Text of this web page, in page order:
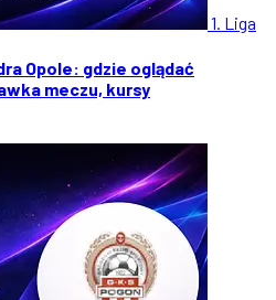
1. Liga
Opole: gdzie oglądać
meczu, kursy